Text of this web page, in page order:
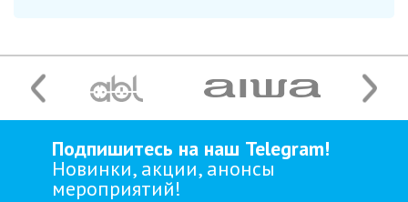
Подпишитесь на наш Telegram!
Новинки, акции, анонсы
мероприятий!